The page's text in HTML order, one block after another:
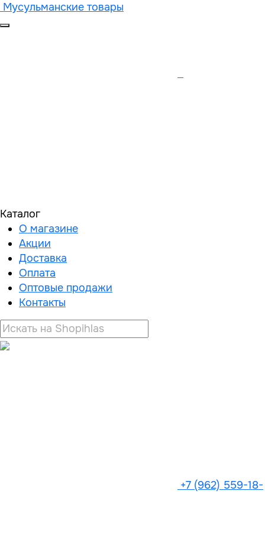
Мусульманские товары
Каталог
О магазине
Акции
Доставка
Оплата
Оптовые продажи
Контакты
+7 (962) 559-18-